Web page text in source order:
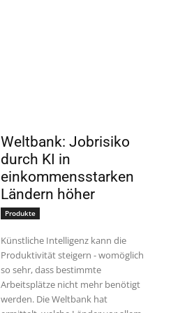
Weltbank: Jobrisiko
durch KI in
einkommensstarken
Ländern höher
Produkte
Künstliche Intelligenz kann die
Produktivität steigern - womöglich
so sehr, dass bestimmte
Arbeitsplätze nicht mehr benötigt
werden. Die Weltbank hat